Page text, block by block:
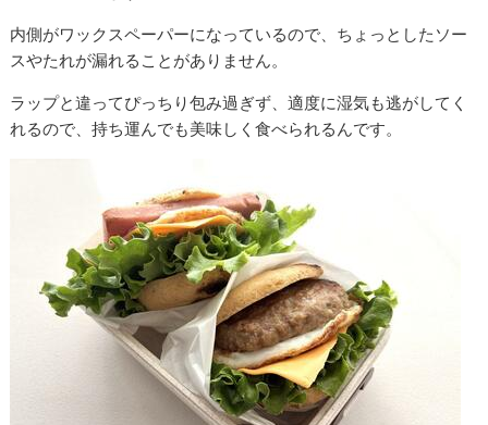
内側がワックスペーパーになっているので、ちょっとしたソー
スやたれが漏れることがありません。
ラップと違ってぴっちり包み過ぎず、適度に湿気も逃がしてく
れるので、持ち運んでも美味しく食べられるんです。